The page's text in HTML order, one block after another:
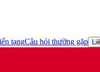
tạngCâu hỏi thường gặp